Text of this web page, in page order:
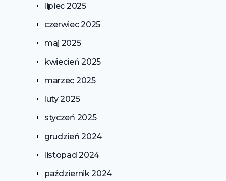
lipiec 2025
czerwiec 2025
maj 2025
kwiecień 2025
marzec 2025
luty 2025
styczeń 2025
grudzień 2024
listopad 2024
październik 2024